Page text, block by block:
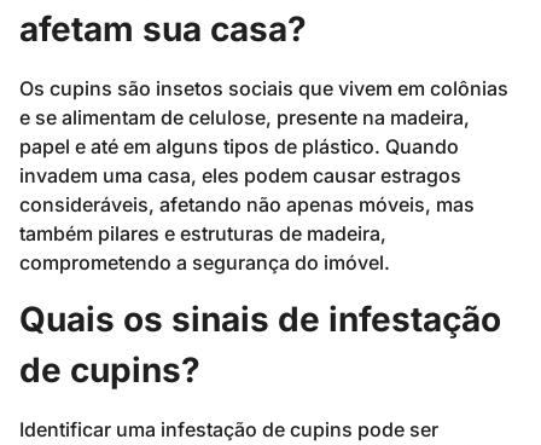
afetam sua casa?
Os cupins são insetos sociais que vivem em colônias
e se alimentam de celulose, presente na madeira,
papel e até em alguns tipos de plástico. Quando
invadem uma casa, eles podem causar estragos
consideráveis, afetando não apenas móveis, mas
também pilares e estruturas de madeira,
comprometendo a segurança do imóvel.
Quais os sinais de infestação
de cupins?
Identificar uma infestação de cupins pode ser